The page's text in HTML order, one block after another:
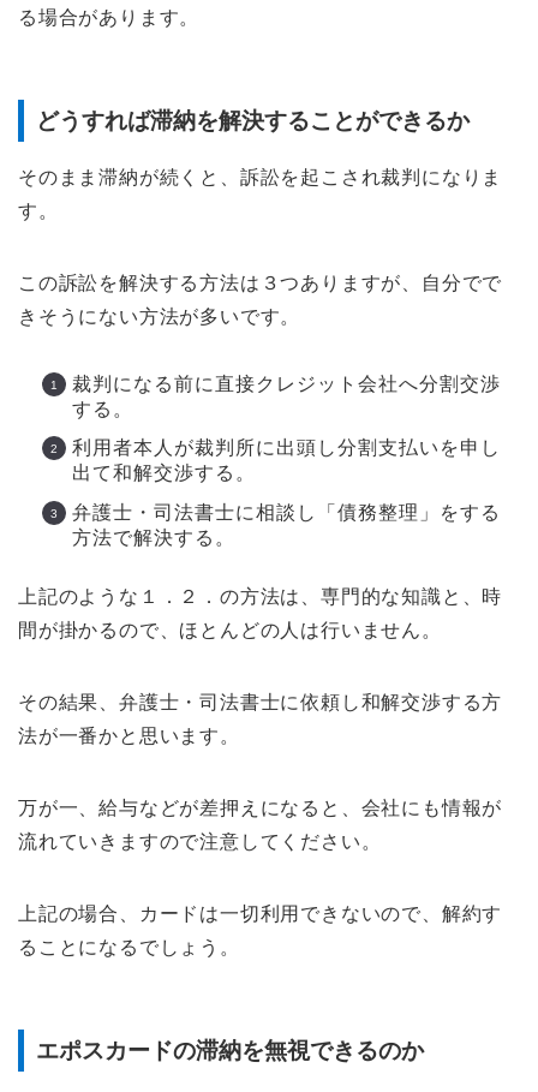
る場合があります。
どうすれば滞納を解決することができるか
そのまま滞納が続くと、訴訟を起こされ裁判になりま
す。
この訴訟を解決する方法は３つありますが、自分でで
きそうにない方法が多いです。
裁判になる前に直接クレジット会社へ分割交渉
する。
利用者本人が裁判所に出頭し分割支払いを申し
出て和解交渉する。
弁護士・司法書士に相談し「債務整理」をする
方法で解決する。
上記のような１．２．の方法は、専門的な知識と、時
間が掛かるので、ほとんどの人は行いません。
その結果、弁護士・司法書士に依頼し和解交渉する方
法が一番かと思います。
万が一、給与などが差押えになると、会社にも情報が
流れていきますので注意してください。
上記の場合、カードは一切利用できないので、解約す
ることになるでしょう。
エポスカードの滞納を無視できるのか